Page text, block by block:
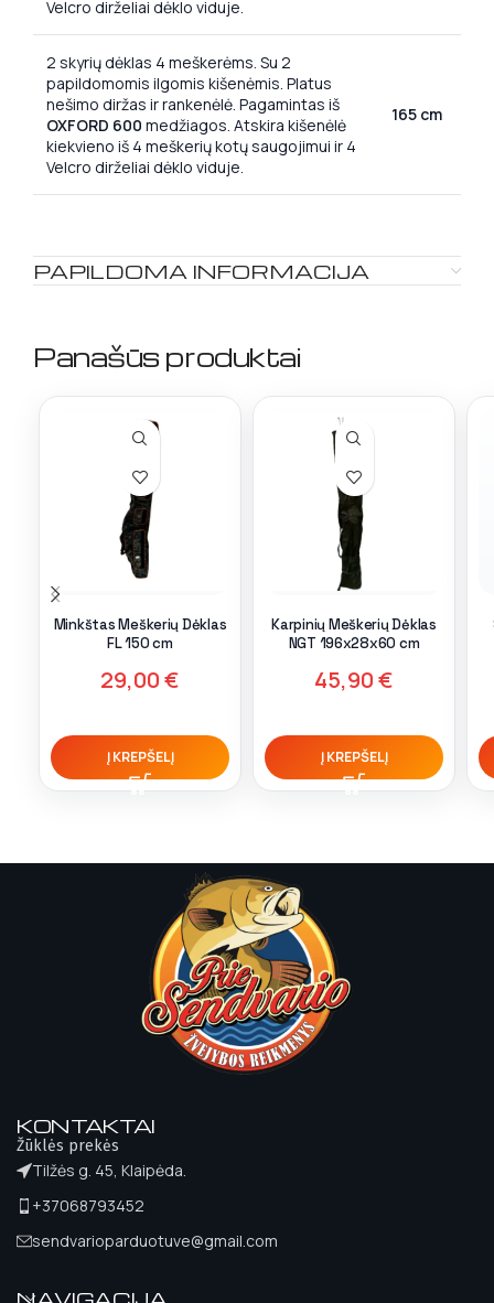
Velcro dirželiai dėklo viduje.
2 skyrių dėklas 4 meškerėms. Su 2
papildomomis ilgomis kišenėmis. Platus
nešimo diržas ir rankenėlė. Pagamintas iš
OXFORD 600 medžiagos. Atskira kišenėlė
kiekvieno iš 4 meškerių kotų saugojimui ir 4
Velcro dirželiai dėklo viduje.
165 cm
PAPILDOMA INFORMACIJA
Panašūs produktai
Minkštas Meškerių Dėklas
FL 150 cm
29,00€
Į KREPŠELĮ
Karpinių Meškerių Dėklas
NGT 196x28x60 cm
45,90€
Į KREPŠELĮ
KONTAKTAI
Žūklės prekės
Tilžės g. 45, Klaipėda.
+37068793452
sendvarioparduotuve@gmail.com